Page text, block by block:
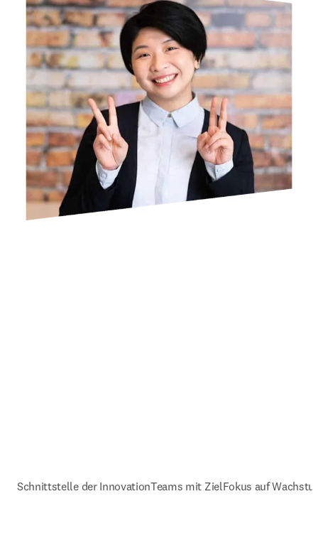
Schnittstelle der InnovationTeams mit ZielFokus auf